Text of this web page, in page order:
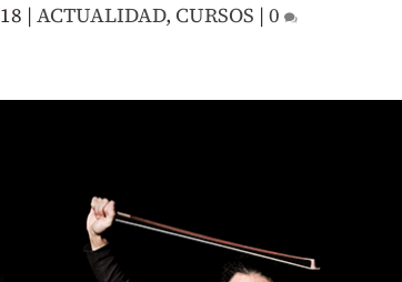
|ACTUALIDAD, CURSOS |0